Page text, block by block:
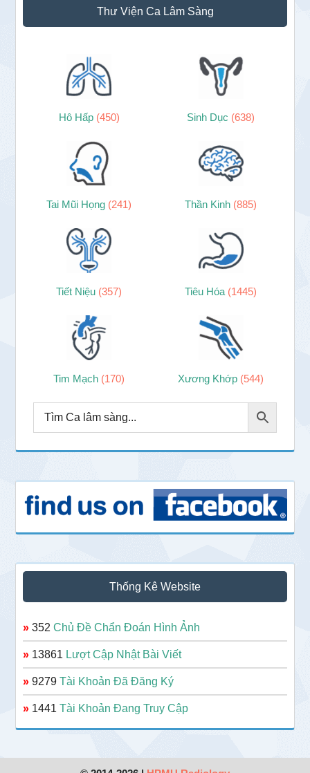
chính
Thư Viện Ca Lâm Sàng
Hô Hấp (450) Sinh Dục (638)
Tai Mũi Họng (241) Thần Kinh (885)
Tiết Niệu (357) Tiêu Hóa (1445)
Tim Mạch (170) Xương Khớp (544)
Thống Kê Website
» 352Chủ Đề Chẩn Đoán Hình Ảnh
» 13861 Lượt Cập Nhật Bài Viết
» 9279Tài Khoản Đã Đăng Ký
» 1441Tài Khoản Đang Truy Cập